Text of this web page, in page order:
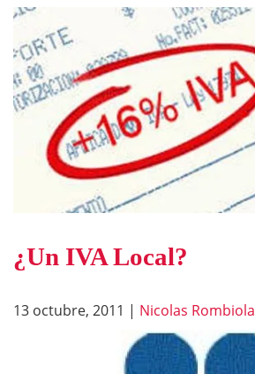
¿Un IVA Local?
13 octubre, 2011 | Nicolas Rombiola